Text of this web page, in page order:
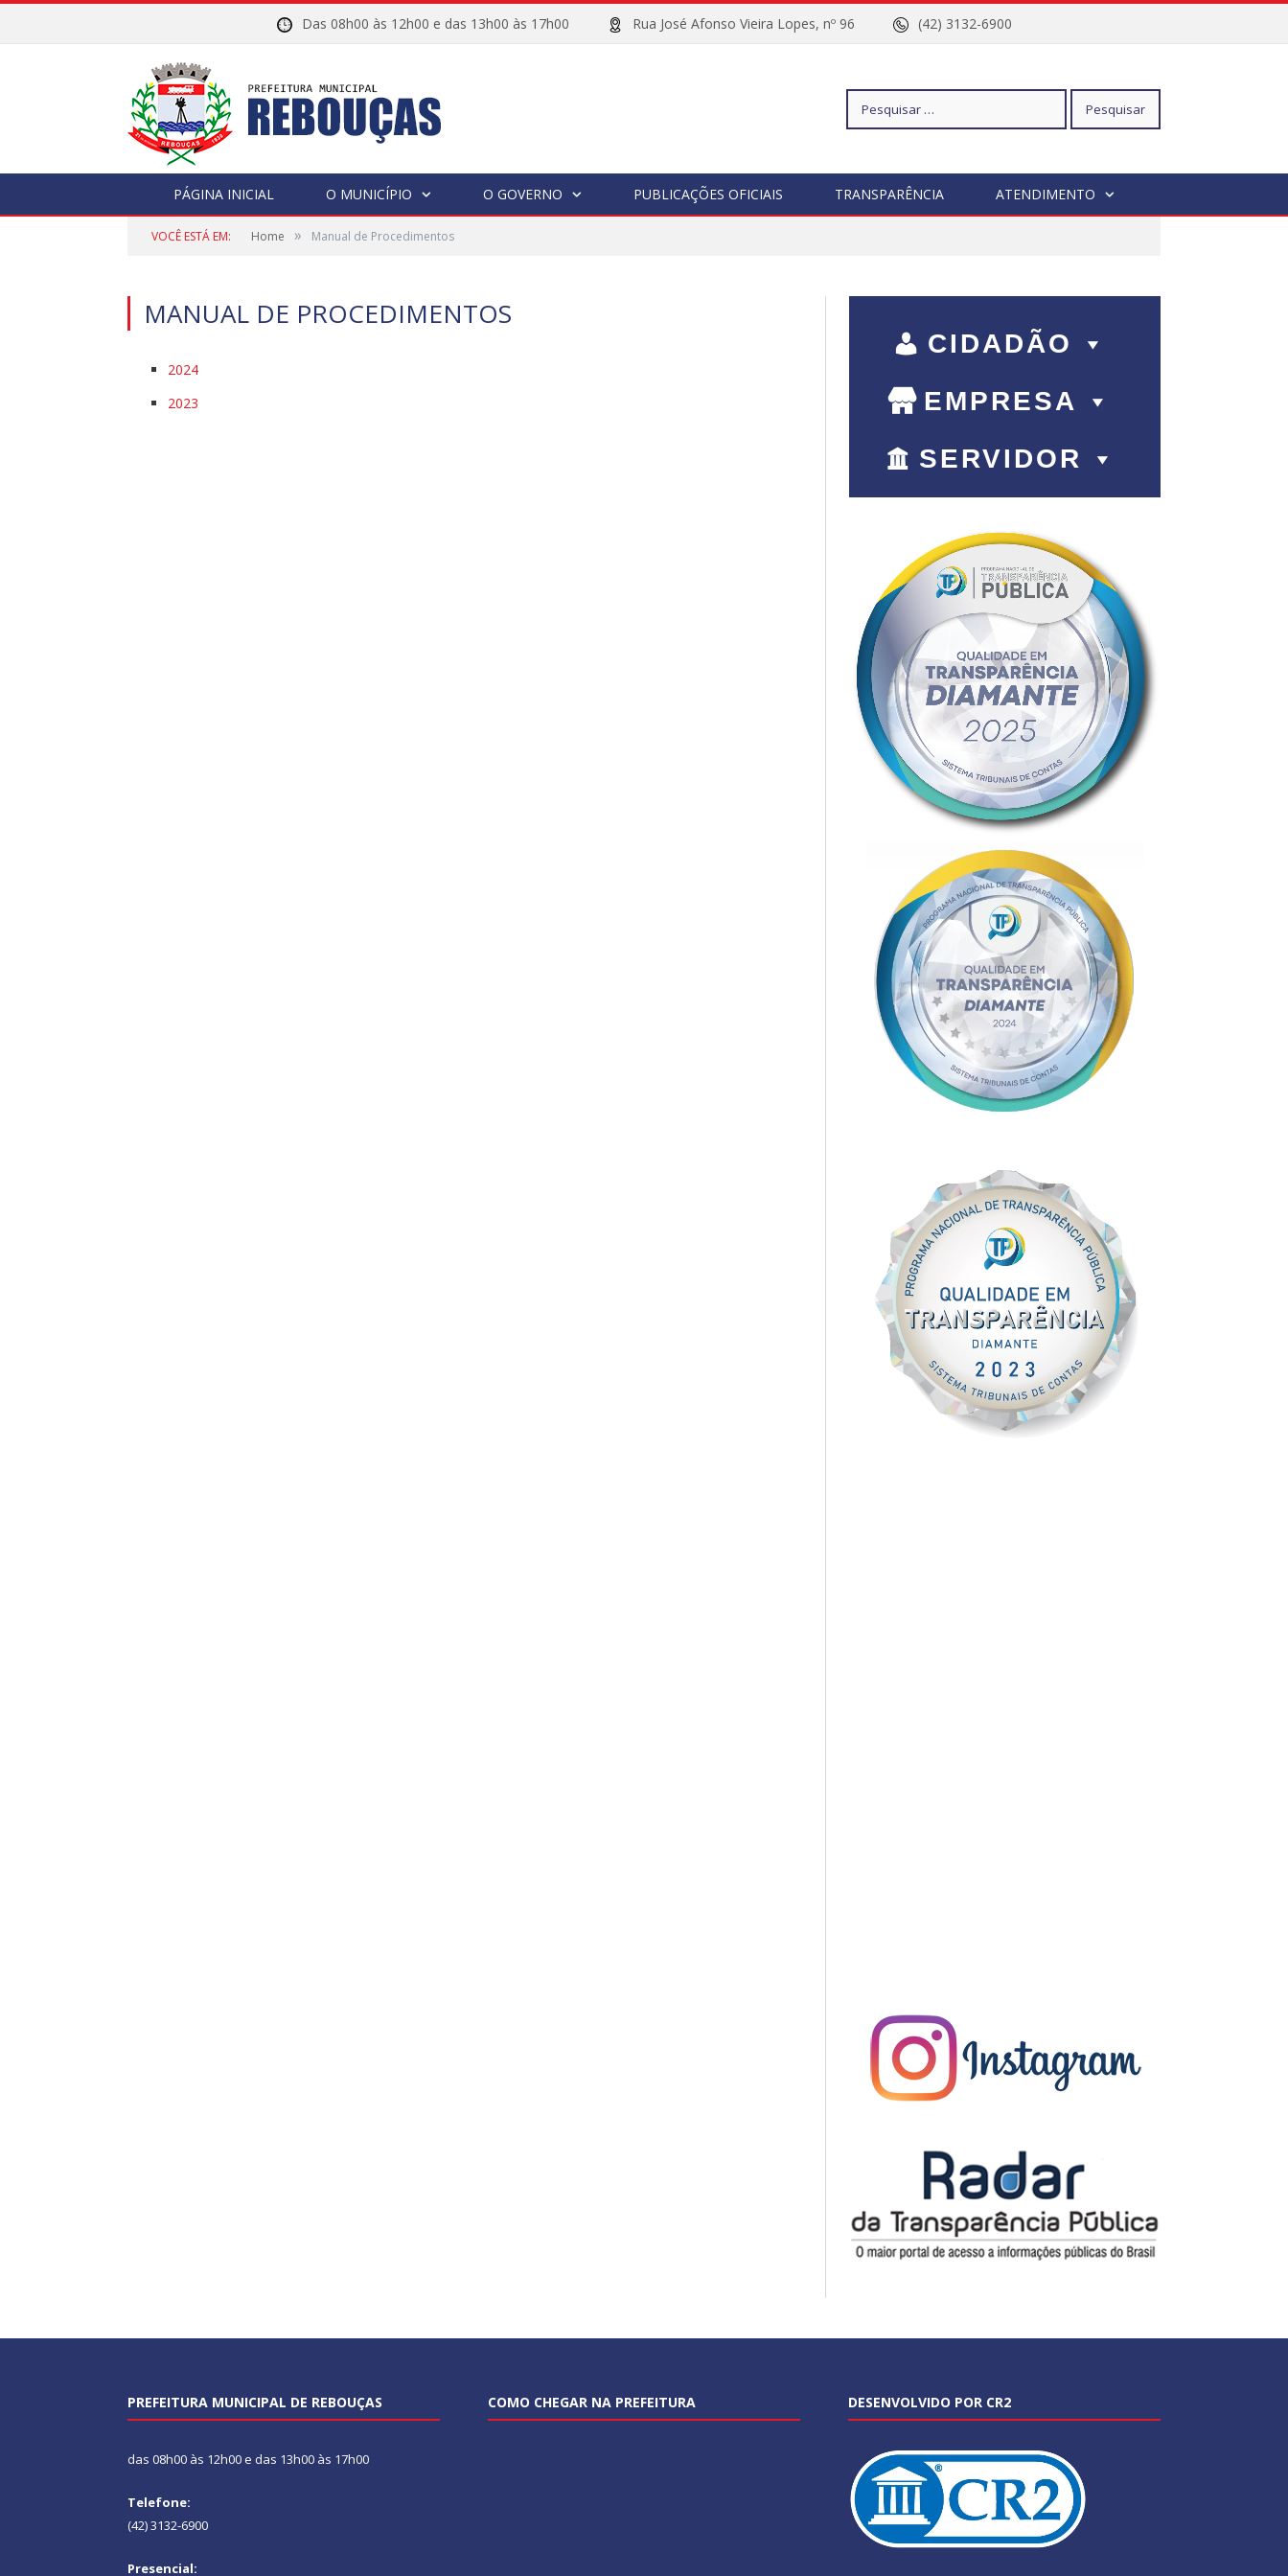
Das 08h00 às 12h00 e das 13h00 às 17h00 Rua José Afonso Vieira Lopes, nº 96 (42) 3132-6900
Pesquisar
PÁGINA INICIAL O MUNICÍPIO O GOVERNO PUBLICAÇÕES OFICIAIS TRANSPARÊNCIA ATENDIMENTO
VOCÊ ESTÁ EM: Home » Manual de Procedimentos
MANUAL DE PROCEDIMENTOS
2024
2023
CIDADÃO
EMPRESA
SERVIDOR
PREFEITURA MUNICIPAL DE REBOUÇAS
das 08h00 às 12h00 e das 13h00 às 17h00
Telefone:
(42) 3132-6900
Presencial:
COMO CHEGAR NA PREFEITURA DESENVOLVIDO POR CR2